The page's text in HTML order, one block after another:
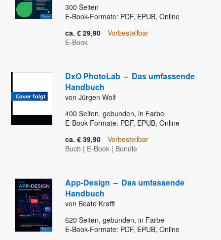
300 Seiten
E-Book-Formate: PDF, EPUB, Online
ca. € 29,90
Vorbestellbar
E-Book
DxO PhotoLab – Das umfassende
Handbuch
von Jürgen Wolf
400 Seiten, gebunden, in Farbe
E-Book-Formate: PDF, EPUB, Online
ca. € 39,90
Vorbestellbar
Buch | E-Book | Bundle
App-Design – Das umfassende
Handbuch
von Beate Krafft
620 Seiten, gebunden, in Farbe
E-Book-Formate: PDF, EPUB, Online